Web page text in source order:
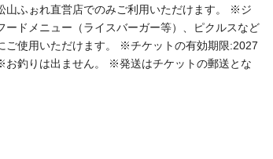
山ふぉれ直営店でのみご利用いただけます。 ※ジ
ードメニュー（ライスバーガー等）、ピクルスなど
ご使用いただけます。 ※チケットの有効期限:2027
釣りは出ません。 ※発送はチケットの郵送とな